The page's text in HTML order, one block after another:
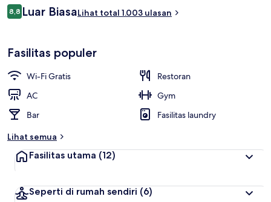
Ulasan
8,88,8 dari 10
Luar BiasaLihat total 1.003 ulasan
Fasilitas populer
Wi-Fi Gratis
Restoran
AC
Gym
Bar
Fasilitas laundry
Lihat semua
Fasilitas utama (12)
Seperti di rumah sendiri (6)